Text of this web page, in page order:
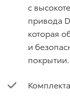
с
привода
которая
и
покрытии.